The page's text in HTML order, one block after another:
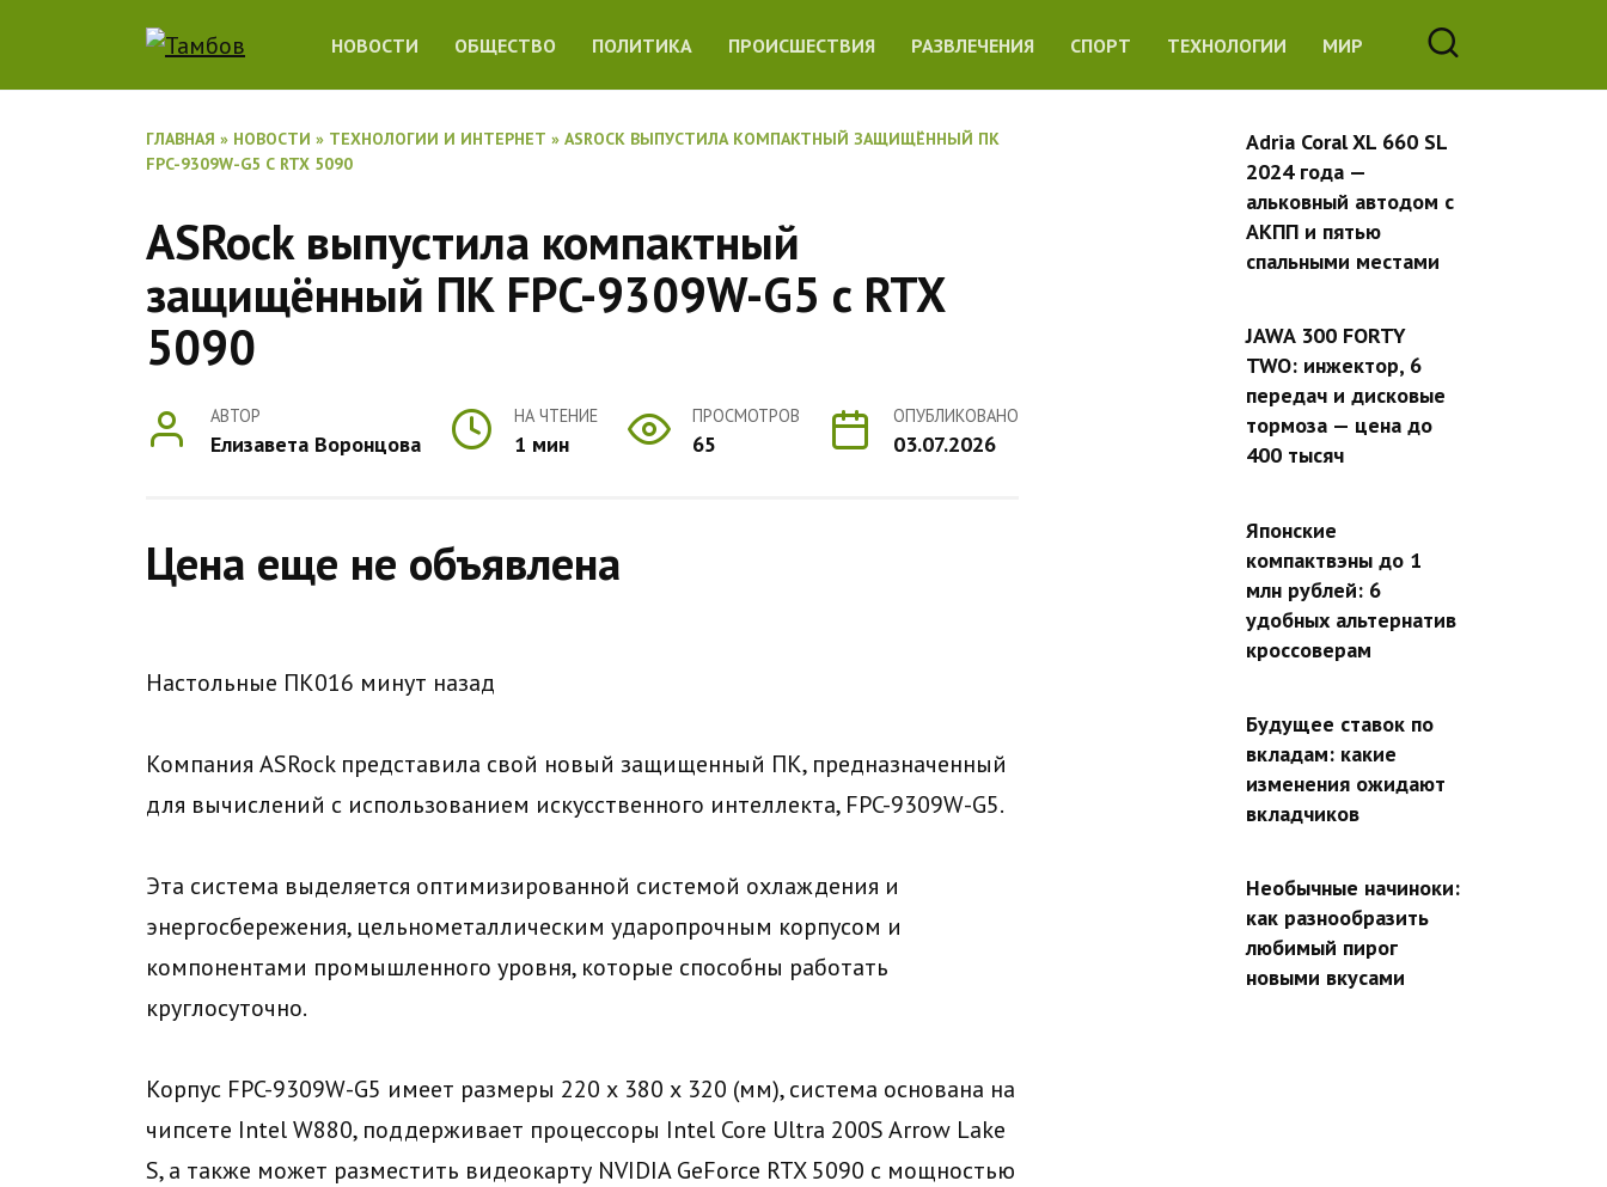
содержанию
НОВОСТИ ОБЩЕСТВО ПОЛИТИКА ПРОИСШЕСТВИЯ РАЗВЛЕЧЕНИЯ СПОРТ ТЕХНОЛОГИИ МИР
ГЛАВНАЯ » НОВОСТИ » ТЕХНОЛОГИИ И ИНТЕРНЕТ » ASROCK ВЫПУСТИЛА КОМПАКТНЫЙ ЗАЩИЩЁННЫЙ ПК
FPC-9309W-G5 С RTX 5090
ASRock выпустила компактный
защищённый ПК FPC-9309W-G5 с RTX
5090
АВТОР
Елизавета Воронцова
НА ЧТЕНИЕ
1 мин
ПРОСМОТРОВ
65
ОПУБЛИКОВАНО
03.07.2026
Цена еще не объявлена
Настольные ПК016 минут назад
Компания ASRock представила свой новый защищенный ПК, предназначенный
для вычислений с использованием искусственного интеллекта, FPC-9309W-G5.
Эта система выделяется оптимизированной системой охлаждения и
энергосбережения, цельнометаллическим ударопрочным корпусом и
компонентами промышленного уровня, которые способны работать
круглосуточно.
Корпус FPC-9309W-G5 имеет размеры 220 х 380 х 320 (мм), система основана на
чипсете Intel W880, поддерживает процессоры Intel Core Ultra 200S Arrow Lake
S, а также может разместить видеокарту NVIDIA GeForce RTX 5090 с мощностью
Adria Coral XL 660 SL
2024 года —
альковный автодом с
АКПП и пятью
спальными местами
JAWA 300 FORTY
TWO: инжектор, 6
передач и дисковые
тормоза — цена до
400 тысяч
Японские
компактвэны до 1
млн рублей: 6
удобных альтернатив
кроссоверам
Будущее ставок по
вкладам: какие
изменения ожидают
вкладчиков
Необычные начиноки:
как разнообразить
любимый пирог
новыми вкусами